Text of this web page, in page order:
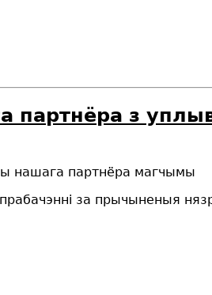
партнёра з
нашага партнёра магчымы
за прычыненыя